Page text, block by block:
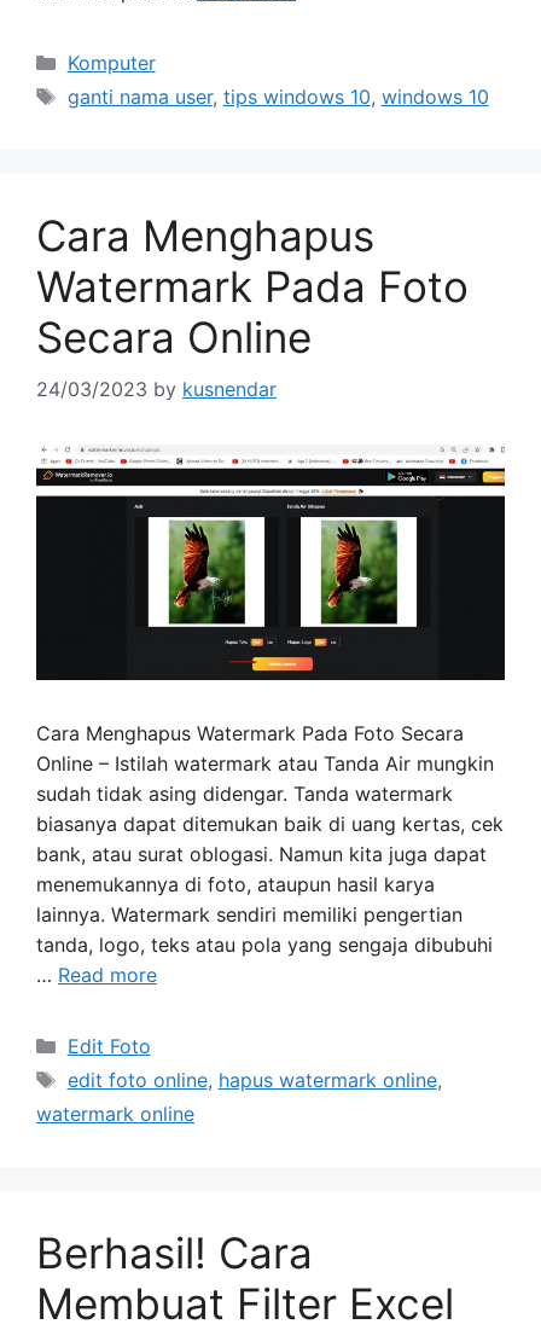
Categories
Komputer
Tags
ganti nama user, tips windows 10, windows 10
Cara Menghapus
Watermark Pada Foto
Secara Online
24/03/2023 by kusnendar
Cara Menghapus Watermark Pada Foto Secara
Online – Istilah watermark atau Tanda Air mungkin
sudah tidak asing didengar. Tanda watermark
biasanya dapat ditemukan baik di uang kertas, cek
bank, atau surat oblogasi. Namun kita juga dapat
menemukannya di foto, ataupun hasil karya
lainnya. Watermark sendiri memiliki pengertian
tanda, logo, teks atau pola yang sengaja dibubuhi
… Read more
Categories
Edit Foto
Tags
edit foto online, hapus watermark online,
watermark online
Berhasil! Cara
Membuat Filter Excel